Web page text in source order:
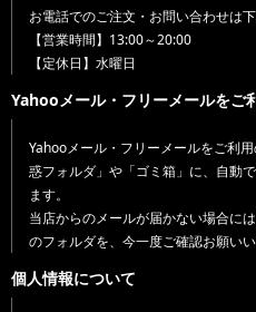
お電話でのご注文・お問い合わせは
【営業時間】13:00～20:00
【定休日】水曜日
Yahooメール・フリーメールをご
Yahooメール・フリーメールをご利
惑フォルダ」や「ゴミ箱」に、自動
ます。
当店からのメールが届かない場合に
のフォルダを、今一度ご確認お願いい
個人情報について